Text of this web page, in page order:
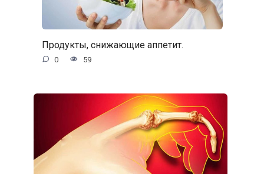
Продукты, снижающие аппетит.
0 59